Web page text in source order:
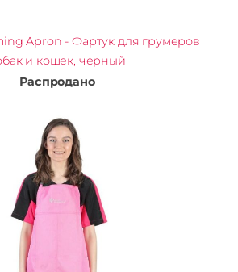
Apron - Фартук для грумеров
и кошек, черный
Распродано